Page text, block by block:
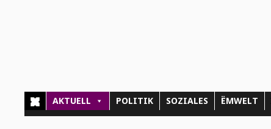
AKTUELL POLITIK SOZIALES ËMWELT